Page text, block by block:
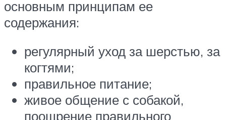
основным принципам ее
содержания:
регулярный уход за шерстью, за
когтями;
правильное питание;
живое общение с собакой,
поощрение правильного